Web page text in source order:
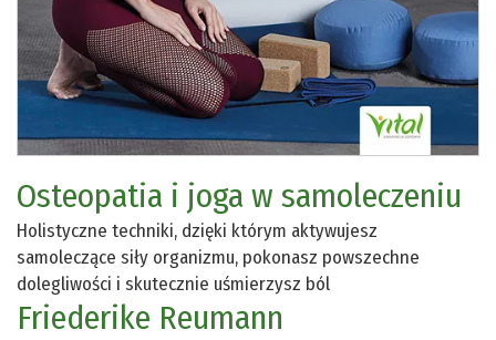
Osteopatia i joga w samoleczeniu
Holistyczne techniki, dzięki którym aktywujesz
samoleczące siły organizmu, pokonasz powszechne
dolegliwości i skutecznie uśmierzysz ból
Friederike Reumann